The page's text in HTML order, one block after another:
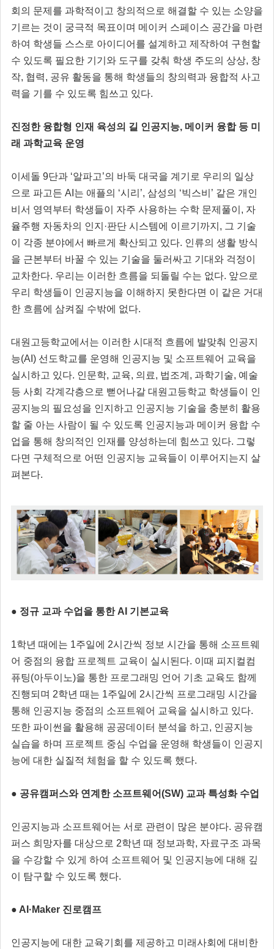
회의 문제를 과학적이고 창의적으로 해결할 수 있는 소양을
기르는 것이 궁극적 목표이며 메이커 스페이스 공간을 마련
하여 학생들 스스로 아이디어를 설계하고 제작하여 구현할
수 있도록 필요한 기기와 도구를 갖춰 학생 주도의 상상, 창
작, 협력, 공유 활동을 통해 학생들의 창의력과 융합적 사고
력을 기를 수 있도록 힘쓰고 있다.
진정한 융합형 인재 육성의 길 인공지능, 메이커 융합 등 미
래 과학교육 운영
이세돌 9단과 ‘알파고’의 바둑 대국을 계기로 우리의 일상
으로 파고든 AI는 애플의 ‘시리’, 삼성의 ‘빅스비’ 같은 개인
비서 영역부터 학생들이 자주 사용하는 수학 문제풀이, 자
율주행 자동차의 인지·판단 시스템에 이르기까지, 그 기술
이 각종 분야에서 빠르게 확산되고 있다. 인류의 생활 방식
을 근본부터 바꿀 수 있는 기술을 둘러싸고 기대와 걱정이
교차한다. 우리는 이러한 흐름을 되돌릴 수는 없다. 앞으로
우리 학생들이 인공지능을 이해하지 못한다면 이 같은 거대
한 흐름에 삼켜질 수밖에 없다.
대원고등학교에서는 이러한 시대적 흐름에 발맞춰 인공지
능(AI) 선도학교를 운영해 인공지능 및 소프트웨어 교육을
실시하고 있다. 인문학, 교육, 의료, 법조계, 과학기술, 예술
등 사회 각계각층으로 뻗어나갈 대원고등학교 학생들이 인
공지능의 필요성을 인지하고 인공지능 기술을 충분히 활용
할 줄 아는 사람이 될 수 있도록 인공지능과 메이커 융합 수
업을 통해 창의적인 인재를 양성하는데 힘쓰고 있다. 그렇
다면 구체적으로 어떤 인공지능 교육들이 이루어지는지 살
펴본다.
● 정규 교과 수업을 통한 AI 기본교육
1학년 때에는 1주일에 2시간씩 정보 시간을 통해 소프트웨
어 중점의 융합 프로젝트 교육이 실시된다. 이때 피지컬컴
퓨팅(아두이노)을 통한 프로그래밍 언어 기초 교육도 함께
진행되며 2학년 때는 1주일에 2시간씩 프로그래밍 시간을
통해 인공지능 중점의 소프트웨어 교육을 실시하고 있다.
또한 파이썬을 활용해 공공데이터 분석을 하고, 인공지능
실습을 하며 프로젝트 중심 수업을 운영해 학생들이 인공지
능에 대한 실질적 체험을 할 수 있도록 했다.
● 공유캠퍼스와 연계한 소프트웨어(SW) 교과 특성화 수업
인공지능과 소프트웨어는 서로 관련이 많은 분야다. 공유캠
퍼스 희망자를 대상으로 2학년 때 정보과학, 자료구조 과목
을 수강할 수 있게 하여 소프트웨어 및 인공지능에 대해 깊
이 탐구할 수 있도록 했다.
● AI·Maker 진로캠프
인공지능에 대한 교육기회를 제공하고 미래사회에 대비한